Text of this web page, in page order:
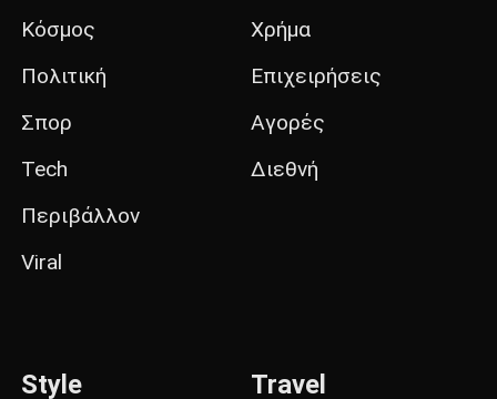
Κόσμος
Πολιτική
Σπορ
Tech
Περιβάλλον
Viral
Χρήμα
Επιχειρήσεις
Αγορές
Διεθνή
Style Travel